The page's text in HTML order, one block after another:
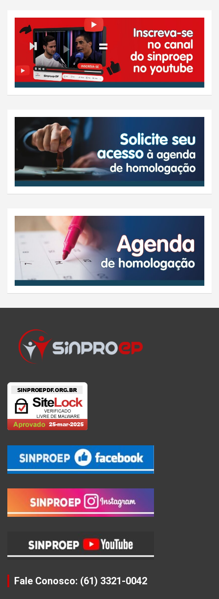
Fale Conosco: (61) 3321-0042